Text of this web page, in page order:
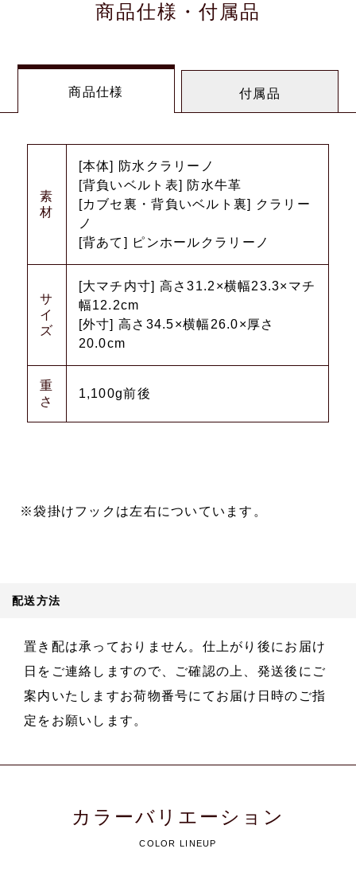
商品仕様・付属品
商品仕様 付属品
素
材
[本体] 防水クラリーノ
[背負いベルト表] 防水牛革
[カブセ裏・背負いベルト裏] クラリー
ノ
[背あて] ピンホールクラリーノ
サ
イ
ズ
[大マチ内寸] 高さ31.2×横幅23.3×マチ
幅12.2cm
[外寸] 高さ34.5×横幅26.0×厚さ
20.0cm
重
さ
1,100g前後
※袋掛けフックは左右についています。
配送方法
置き配は承っておりません。仕上がり後にお届け
日をご連絡しますので、ご確認の上、発送後にご
案内いたしますお荷物番号にてお届け日時のご指
定をお願いします。
カラーバリエーション
COLOR LINEUP